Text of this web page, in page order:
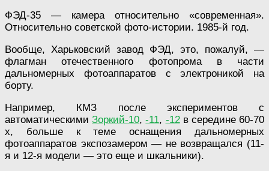
ФЭД-35 — камера относительно «современная».
Относительно советской фото-истории. 1985-й год.
Вообще, Харьковский завод ФЭД, это, пожалуй, —
флагман отечественного фотопрома в части
дальномерных фотоаппаратов с электроникой на
борту.
Например, КМЗ после экспериментов с
автоматическимиЗоркий-10,-11, -12в середине 60-70
х, больше к теме оснащения дальномерных
фотоаппаратов экспозамером — не возвращался (11-
я и 12-я модели — это еще и шкальники).